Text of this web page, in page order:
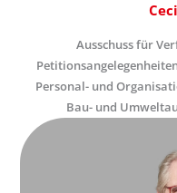
Ausschuss für
Personal- und
Bau- und